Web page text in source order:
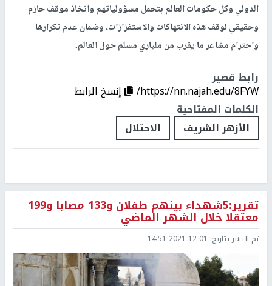
الدولي وكل حكومات العالم بتحمل مسؤولياتهم واتخاذ موقف حازم
وحقيقي لوقف هذه الانتهاكات والاستفزازات، وضمان عدم تكرارها
واحترام مشاعر ما يقرب من ملياري مسلم حول العالم.
رابط قصير
https://nn.najah.edu/8FYW/
إنسخ الرابط
الكلمات المفتاحية
الأزهر الشريف
الاحتلال
تقرير:5شهداء بينهم طفلان و133 مصابا و199
معتقلا خلال الشهر الماضي
تم النشر بتاريخ: 2021-12-01 14:51